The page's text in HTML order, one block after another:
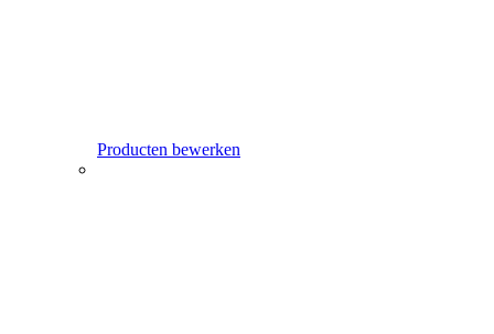
Producten bewerken